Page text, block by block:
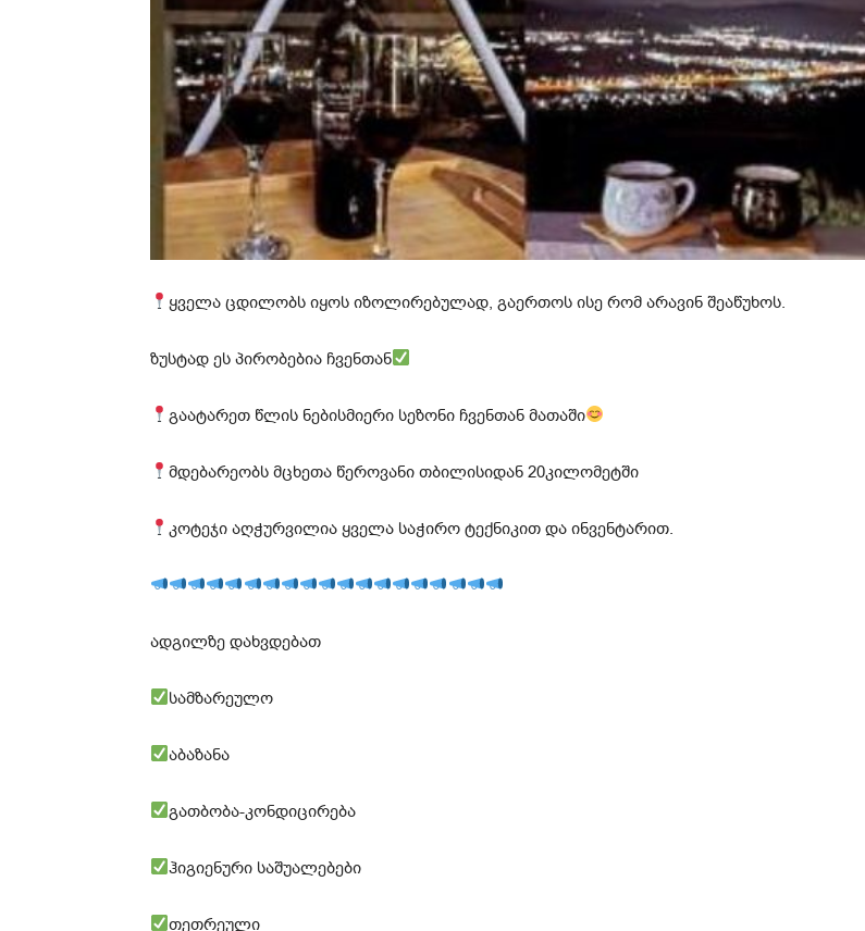
ყველა ცდილობს იყოს იზოლირებულად, გაერთოს ისე რომ არავინ შეაწუხოს.
ზუსტად ეს პირობებია ჩვენთან
გაატარეთ წლის ნებისმიერი სეზონი ჩვენთან მათაში
მდებარეობს მცხეთა წეროვანი თბილისიდან 20კილომეტში
კოტეჯი აღჭურვილია ყველა საჭირო ტექნიკით და ინვენტარით.
ადგილზე დახვდებათ
სამზარეულო
აბაზანა
გათბობა-კონდიცირება
ჰიგიენური საშუალებები
თეთრეული